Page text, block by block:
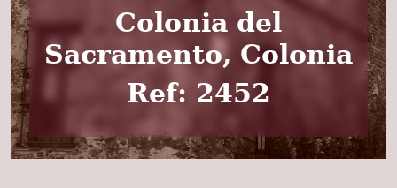
Colonia del
Sacramento, Colonia
Ref: 2452